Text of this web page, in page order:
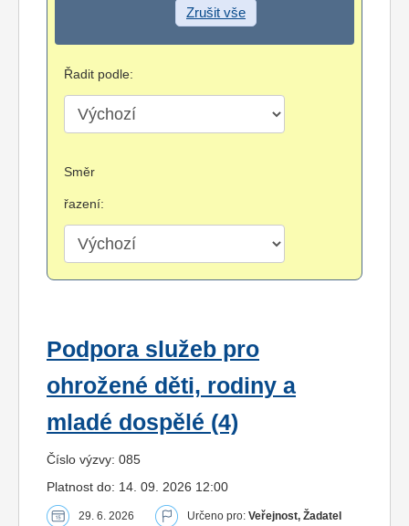
Zrušit vše
Řadit podle:
Směr
řazení:
Podpora služeb pro
ohrožené děti, rodiny a
mladé dospělé (4)
Číslo výzvy: 085
Platnost do: 14. 09. 2026 12:00
29. 6. 2026 Určeno pro: Veřejnost, Žadatel